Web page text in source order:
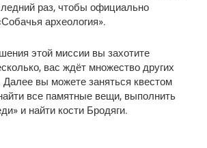
раз, чтобы официально
археология».
этой миссии вы захотите
вас ждёт множество других
вы можете заняться квестом
все памятные вещи, выполнить
и найти кости Бродяги.